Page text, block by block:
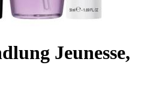
Jeunesse,